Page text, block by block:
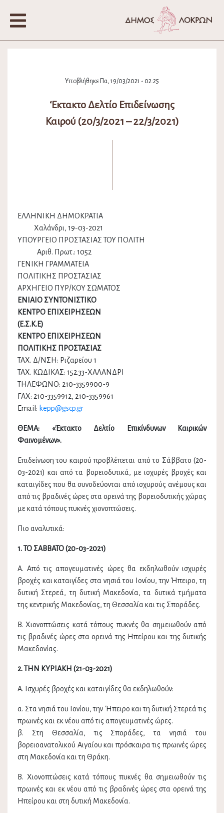
Υποβλήθηκε Πα, 19/03/2021 - 02:25
‘Εκτακτο Δελτίο Επιδείνωσης
Καιρού (20/3/2021 – 22/3/2021)
ΕΛΛΗΝΙΚΗ ΔΗΜΟΚΡΑΤΙΑ
Χαλάνδρι, 19-03-2021
ΥΠΟΥΡΓΕΙΟ ΠΡΟΣΤΑΣΙΑΣ ΤΟΥ ΠΟΛΙΤΗ
Αριθ. Πρωτ.: 1052
ΓΕΝΙΚΗ ΓΡΑΜΜΑΤΕΙΑ
ΠΟΛΙΤΙΚΗΣ ΠΡΟΣΤΑΣΙΑΣ
ΑΡΧΗΓΕΙΟ ΠΥΡ/ΚΟΥ ΣΩΜΑΤΟΣ
ΕΝΙΑΙΟ ΣΥΝΤΟΝΙΣΤΙΚΟ
ΚΕΝΤΡΟ ΕΠΙΧΕΙΡΗΣΕΩΝ
(Ε.Σ.Κ.Ε)
ΚΕΝΤΡΟ ΕΠΙΧΕΙΡΗΣΕΩΝ
ΠΟΛΙΤΙΚΗΣ ΠΡΟΣΤΑΣΙΑΣ
ΤΑΧ. Δ/ΝΣΗ: Ριζαρείου 1
ΤΑΧ. ΚΩΔΙΚΑΣ: 152.33-ΧΑΛΑΝΔΡΙ
ΤΗΛΕΦΩΝΟ: 210-3359900-9
FAX: 210-3359912, 210-3359961
Email: kepp@gscp.gr
ΘΕΜΑ: «Έκτακτο Δελτίο Επικίνδυνων Καιρικών
Φαινομένων».
Επιδείνωση του καιρού προβλέπεται από το Σάββατο (20-
03-2021) και από τα βορειοδυτικά, με ισχυρές βροχές και
καταιγίδες που θα συνοδεύονται από ισχυρούς ανέμους και
από τις βραδινές ώρες στα ορεινά της βορειοδυτικής χώρας
με κατά τόπους πυκνές χιονοπτώσεις.
Πιο αναλυτικά:
1. ΤΟ ΣΑΒΒΑΤΟ (20-03-2021)
A. Από τις απογευματινές ώρες θα εκδηλωθούν ισχυρές
βροχές και καταιγίδες στα νησιά του Ιονίου, την Ήπειρο, τη
δυτική Στερεά, τη δυτική Μακεδονία, τα δυτικά τμήματα
της κεντρικής Μακεδονίας, τη Θεσσαλία και τις Σποράδες.
B. Χιονοπτώσεις κατά τόπους πυκνές θα σημειωθούν από
τις βραδινές ώρες στα ορεινά της Ηπείρου και της δυτικής
Μακεδονίας.
2. ΤΗΝ ΚΥΡΙΑΚΗ (21-03-2021)
Α. Ισχυρές βροχές και καταιγίδες θα εκδηλωθούν:
α. Στα νησιά του Ιονίου, την Ήπειρο και τη δυτική Στερεά τις
πρωινές και εκ νέου από τις απογευματινές ώρες.
β. Στη Θεσσαλία, τις Σποράδες, τα νησιά του
βορειοανατολικού Αιγαίου και πρόσκαιρα τις πρωινές ώρες
στη Μακεδονία και τη Θράκη.
Β. Χιονοπτώσεις κατά τόπους πυκνές θα σημειωθούν τις
πρωινές και εκ νέου από τις βραδινές ώρες στα ορεινά της
Ηπείρου και στη δυτική Μακεδονία.